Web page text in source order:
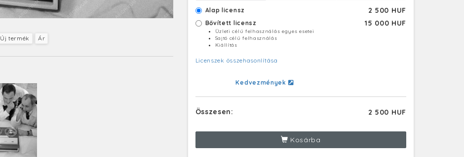
Új termék Ár
Alap licensz 2 500 HUF
Bővített licensz 15 000 HUF
Üzleti célú felhasználás egyes esetei
Sajtó célú felhasználás
Kiállítás
Licenszek összehasonlítása
Kedvezmények
Összesen: 2 500 HUF
Kosárba